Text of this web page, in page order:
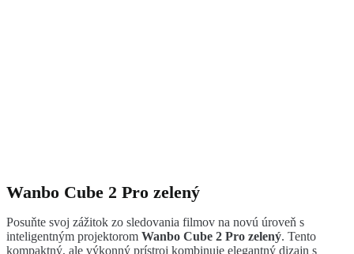
Wanbo Cube 2 Pro zelený
Posuňte svoj zážitok zo sledovania filmov na novú úroveň s
inteligentným projektorom Wanbo Cube 2 Pro zelený. Tento
kompaktný, ale výkonný prístroj kombinuje elegantný dizajn s